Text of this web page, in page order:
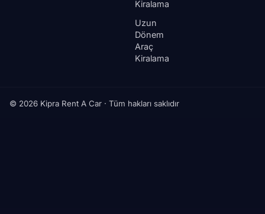
Kiralama
Uzun
Dönem
Araç
Kiralama
© 2026 Kipra Rent A Car · Tüm hakları saklıdır